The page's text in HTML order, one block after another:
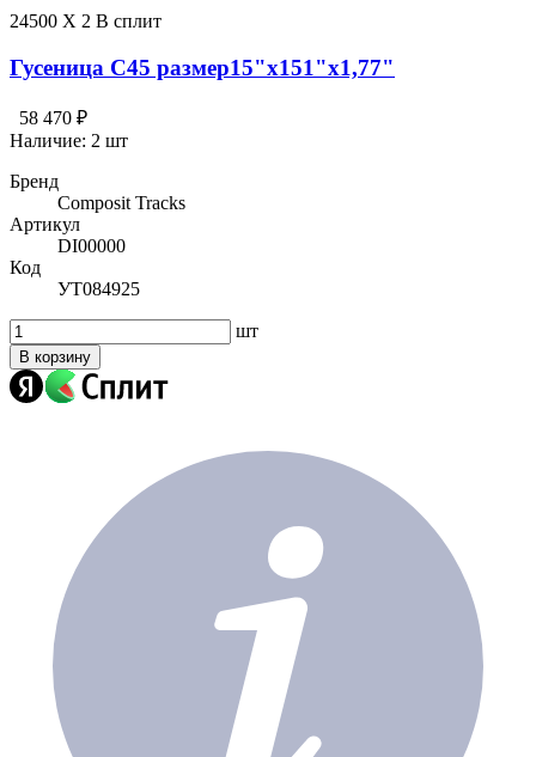
24500 X 2 В сплит
Гусеница C45 размер15"х151"х1,77"
58 470 ₽
Наличие: 2 шт
Бренд
Composit Tracks
Артикул
DI00000
Код
УТ084925
шт
В корзину